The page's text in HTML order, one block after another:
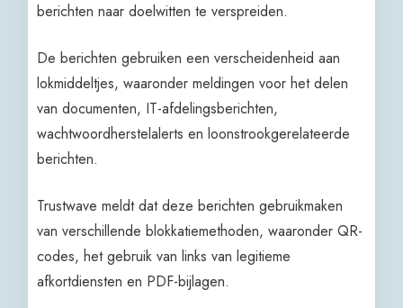
berichten naar doelwitten te verspreiden.
De berichten gebruiken een verscheidenheid aan
lokmiddeltjes, waaronder meldingen voor het delen
van documenten, IT-afdelingsberichten,
wachtwoordherstelalerts en loonstrookgerelateerde
berichten.
Trustwave meldt dat deze berichten gebruikmaken
van verschillende blokkatiemethoden, waaronder QR-
codes, het gebruik van links van legitieme
afkortdiensten en PDF-bijlagen.